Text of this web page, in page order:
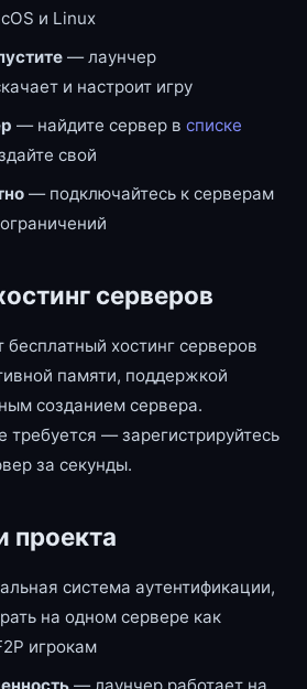
и Linux
— лаунчер
и настроит игру
— найдите сервер в списке
свой
— подключайтесь к серверам
серверов
бесплатный хостинг серверов
памяти, поддержкой
созданием сервера.
требуется — зарегистрируйтесь
за секунды.
проекта
система аутентификации,
на одном сервере как
игрокам